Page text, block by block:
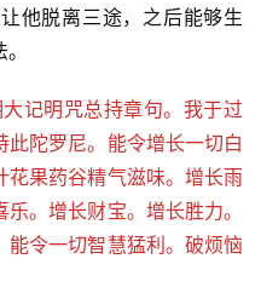
他脱离三途，之后能够生
记明咒总持章句。我于过
陀罗尼。能令增长一切白
花果药谷精气滋味。增长雨
。增长财宝。增长胜力。
令一切智慧猛利。破烦恼